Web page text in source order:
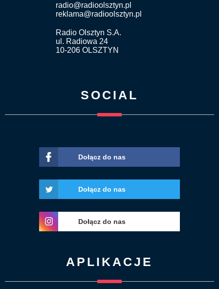
radio@radioolsztyn.pl
reklama@radioolsztyn.pl
Radio Olsztyn S.A.
ul. Radiowa 24
10-206 OLSZTYN
SOCIAL
Dołącz do nas
Dołącz do nas
Dołącz do nas
APLIKACJE